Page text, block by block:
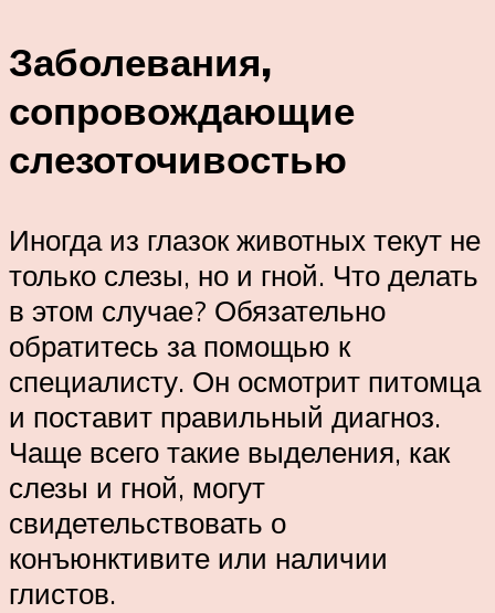
Заболевания,
сопровождающие
слезоточивостью
Иногда из глазок животных текут не
только слезы, но и гной. Что делать
в этом случае? Обязательно
обратитесь за помощью к
специалисту. Он осмотрит питомца
и поставит правильный диагноз.
Чаще всего такие выделения, как
слезы и гной, могут
свидетельствовать о
конъюнктивите или наличии
глистов.